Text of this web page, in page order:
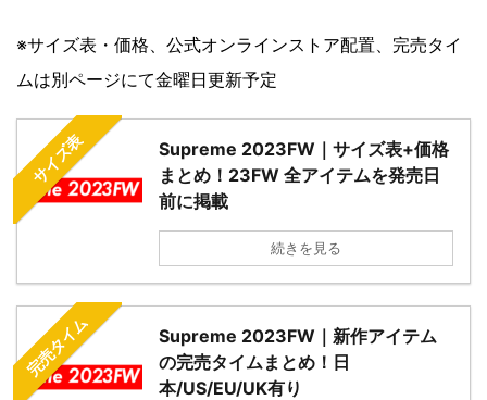
※サイズ表・価格、公式オンラインストア配置、完売タイ
ムは別ページにて金曜日更新予定
サイズ表
Supreme 2023FW｜サイズ表+価格
まとめ！23FW 全アイテムを発売日
前に掲載
続きを見る
完売タイム
Supreme 2023FW｜新作アイテム
の完売タイムまとめ！日
本/US/EU/UK有り